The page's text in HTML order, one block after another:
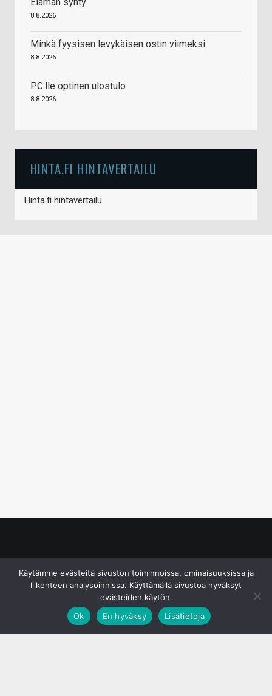
8.8.2026
Minkä fyysisen levykäisen ostin viimeksi
8.8.2026
PC:lle optinen ulostulo
8.8.2026
HINTA.FI HINTAVERTAILU
Hinta.fi hintavertailu
Käytämme evästeitä sivuston toiminnoissa, ominaisuuksissa ja
liikenteen analysoinnissa. Käyttämällä sivustoa hyväksyt
evästeiden käytön.
Ok
En hyväksy Lisätietoja